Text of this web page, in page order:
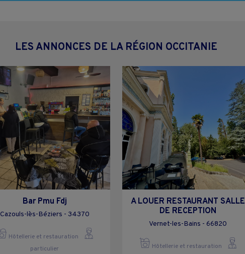
LES ANNONCES DE LA RÉGION OCCITANIE
Bar Pmu Fdj
Cazouls-lès-Béziers - 34370
Hôtellerie et restauration
particulier
A LOUER RESTAURANT SALLE
DE RECEPTION
Vernet-les-Bains - 66820
Hôtellerie et restauration